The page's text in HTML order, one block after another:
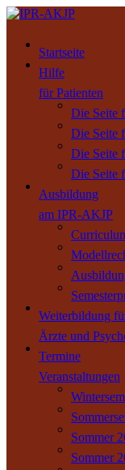
Startseite
Hilfe
für Patienten
Die Seite
Die Seite
Die Seite
Die Seite
Ausbildung
am IPR-AKJP
Weiterbildung
Ärzte und
Termine
Veranstaltungen
Sommer
Sommer